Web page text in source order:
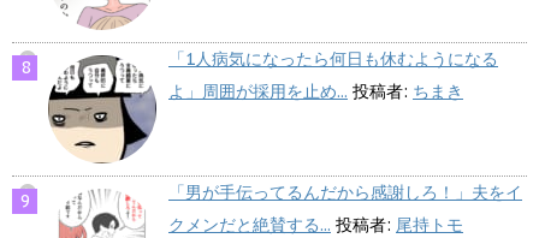
「1人病気になったら何日も休むようになる
よ」周囲が採用を止め... 投稿者: ちまき
「男が手伝ってるんだから感謝しろ！」夫をイ
クメンだと絶賛する... 投稿者: 尾持トモ